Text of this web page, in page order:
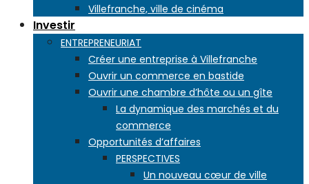
Villefranche, ville de cinéma
Investir
ENTREPRENEURIAT
Créer une entreprise à Villefranche
Ouvrir un commerce en bastide
Ouvrir une chambre d’hôte ou un gîte
La dynamique des marchés et du
commerce
Opportunités d’affaires
PERSPECTIVES
Un nouveau cœur de ville